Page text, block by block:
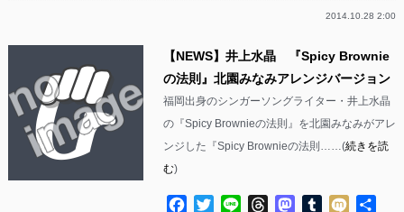
2014.10.28 2:00
【NEWS】井上水晶 『Spicy Brownie
の法則』北園みなみアレンジバージョン
福岡出身のシンガーソングライター・井上水晶
の『Spicy Brownieの法則』を北園みなみがアレ
ンジした『Spicy Brownieの法則……(続きを読
む)
Facebook
TwitterLine ThreadsMastodon
Tumblr
Mixi